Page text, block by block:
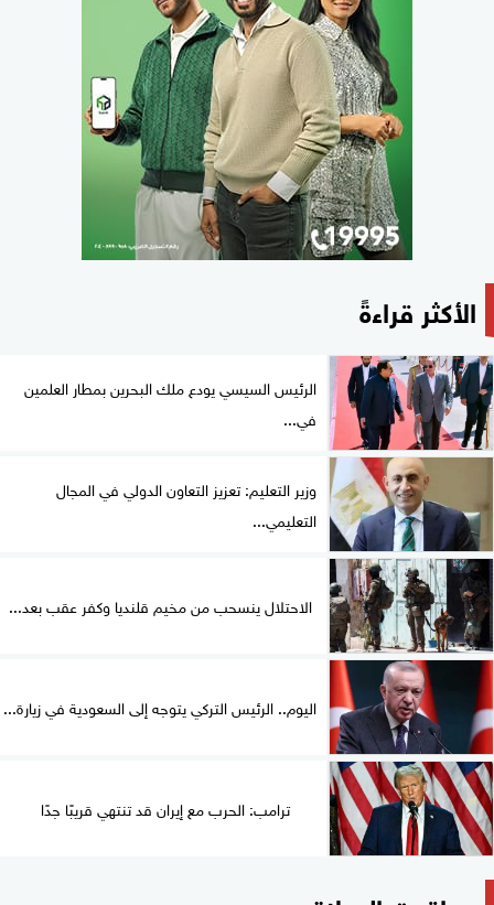
الأكثر قراءةً
الرئيس السيسي يودع ملك البحرين بمطار العلمين
في...
وزير التعليم: تعزيز التعاون الدولي في المجال
التعليمي...
الاحتلال ينسحب من مخيم قلنديا وكفر عقب بعد...
اليوم.. الرئيس التركي يتوجه إلى السعودية في زيارة...
ترامب: الحرب مع إيران قد تنتهي قريبًا جدًا